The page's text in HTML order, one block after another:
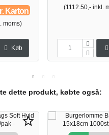
Karton
moms)
Køb
(1112.50,- inkl.
dette produkt, købte også:
star_border